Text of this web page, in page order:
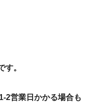
す。
2営業日かかる場合も